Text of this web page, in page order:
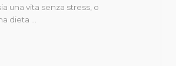
una vita senza stress, o
dieta …